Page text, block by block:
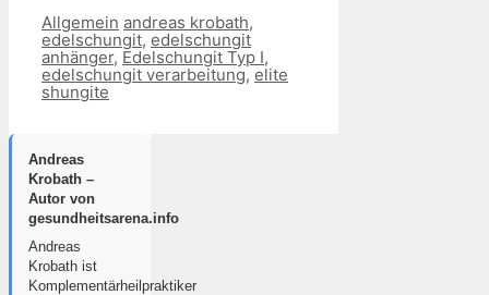
Kategorien
Allgemein Schlagwörter
andreas krobath,
edelschungit, edelschungit
anhänger, Edelschungit Typ I,
edelschungit verarbeitung, elite
shungite
Andreas
Krobath –
Autor von
gesundheitsarena.info
Andreas
Krobath ist
Komplementärheilpraktiker